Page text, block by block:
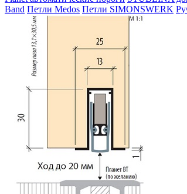
Band Петли Medos Петли SIMONSWERK